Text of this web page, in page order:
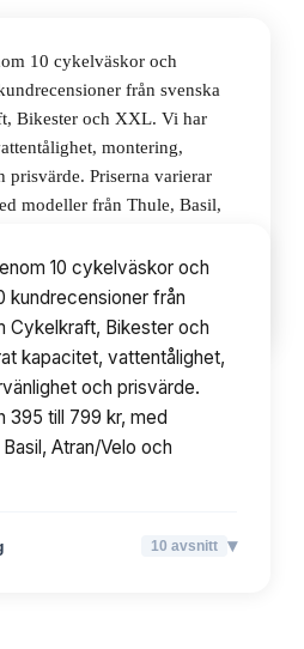
10 cykelväskor och
från svenska
Bikester och XXL. Vi har
montering,
prisvärde. Priserna varierar
modeller från Thule, Basil,
10avsnitt
10 cykelväskor och
kundrecensioner från
Cykelkraft, Bikester och
kapacitet, vattentålighet,
och prisvärde.
395 till 799 kr, med
Atran/Velo och
10 avsnitt ▾